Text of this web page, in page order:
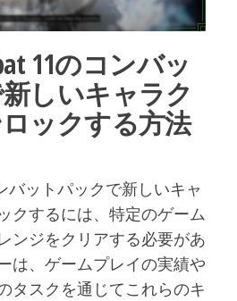
11のコンバッ
しいキャラク
ックする方法
ンバットパックで新しいキャ
クするには、特定のゲーム
ンジをクリアする必要があ
は、ゲームプレイの実績や
タスクを通じてこれらのキ